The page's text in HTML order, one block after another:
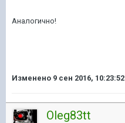
Аналогично!
Изменено 9 сен 2016, 10:23:52
Oleg83tt